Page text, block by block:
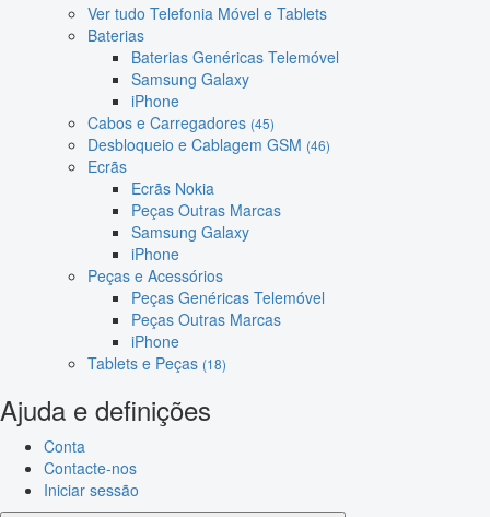
Ver tudo Telefonia Móvel e Tablets
Baterias
Baterias Genéricas Telemóvel
Samsung Galaxy
iPhone
Cabos e Carregadores (45)
Desbloqueio e Cablagem GSM (46)
Ecrãs
Ecrãs Nokia
Peças Outras Marcas
Samsung Galaxy
iPhone
Peças e Acessórios
Peças Genéricas Telemóvel
Peças Outras Marcas
iPhone
Tablets e Peças (18)
Ajuda e definições
Conta
Contacte-nos
Iniciar sessão